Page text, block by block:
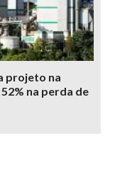
projeto na
na perda de